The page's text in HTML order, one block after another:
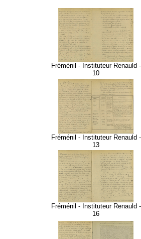
Fréménil - Instituteur Renauld -
10
Fréménil - Instituteur Renauld -
13
Fréménil - Instituteur Renauld -
16